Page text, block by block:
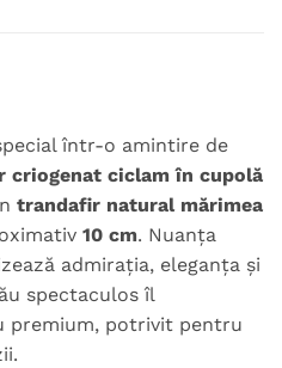
într-o amintire de
criogenat ciclam în cupolă
trandafir natural mărimea
10 cm. Nuanța
admirația, eleganța și
spectaculos îl
premium, potrivit pentru